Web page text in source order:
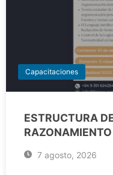
Capacitaciones
ESTRUCTURA
7 agosto, 2026